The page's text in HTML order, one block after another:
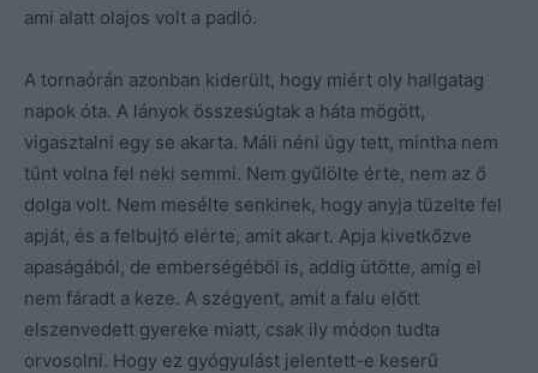
ami alatt olajos volt a padló.
A tornaórán azonban kiderült, hogy miért oly hallgatag
napok óta. A lányok összesúgtak a háta mögött,
vigasztalni egy se akarta. Máli néni úgy tett, mintha nem
tűnt volna fel neki semmi. Nem gyűlölte érte, nem az ő
dolga volt. Nem mesélte senkinek, hogy anyja tüzelte fel
apját, és a felbujtó elérte, amit akart. Apja kivetkőzve
apaságából, de emberségéből is, addig ütötte, amíg el
nem fáradt a keze. A szégyent, amit a falu előtt
elszenvedett gyereke miatt, csak ily módon tudta
orvosolni. Hogy ez gyógyulást jelentett-e keserű